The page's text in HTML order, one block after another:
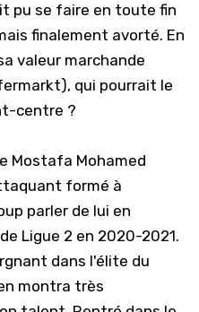
pu se faire en toute fin
finalement avorté. En
valeur marchande
qui pourrait le
centre ?
Mostafa Mohamed
formé à
parler de lui en
Ligue 2 en 2020-2021.
dans l'élite du
montra très